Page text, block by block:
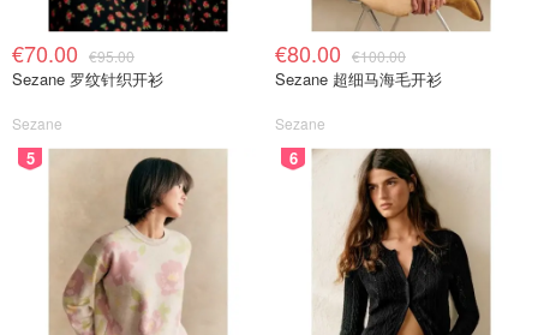
€70.00 €95.00
Sezane 罗纹针织开衫
Sezane
€80.00 €100.00
Sezane 超细马海毛开衫
Sezane
5 6